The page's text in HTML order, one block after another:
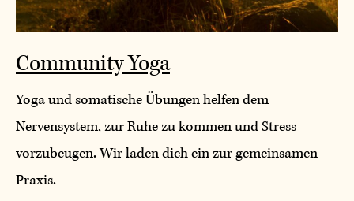
Community Yoga
Yoga und somatische Übungen helfen dem
Nervensystem, zur Ruhe zu kommen und Stress
vorzubeugen. Wir laden dich ein zur gemeinsamen
Praxis.